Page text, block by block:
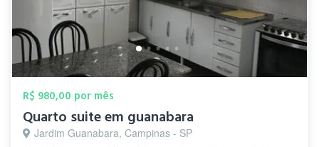
R$ 980,00 por mês
Quarto suite em guanabara
Jardim Guanabara, Campinas - SP